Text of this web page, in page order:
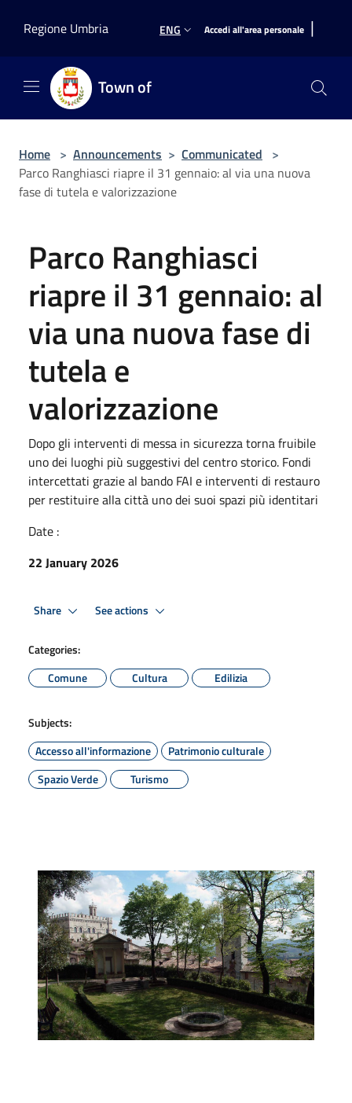
Regione Umbria
ENG Accedi all'area personale |
Town of
Home > Announcements > Communicated >
Parco Ranghiasci riapre il 31 gennaio: al via una nuova
fase di tutela e valorizzazione
Parco Ranghiasci
riapre il 31 gennaio: al
via una nuova fase di
tutela e
valorizzazione
Dopo gli interventi di messa in sicurezza torna fruibile
uno dei luoghi più suggestivi del centro storico. Fondi
intercettati grazie al bando FAI e interventi di restauro
per restituire alla città uno dei suoi spazi più identitari
Date :
22 January 2026
Share See actions
Categories:
Comune
Cultura Edilizia
Subjects:
Accesso all'informazione
Patrimonio culturale
Spazio Verde
Turismo